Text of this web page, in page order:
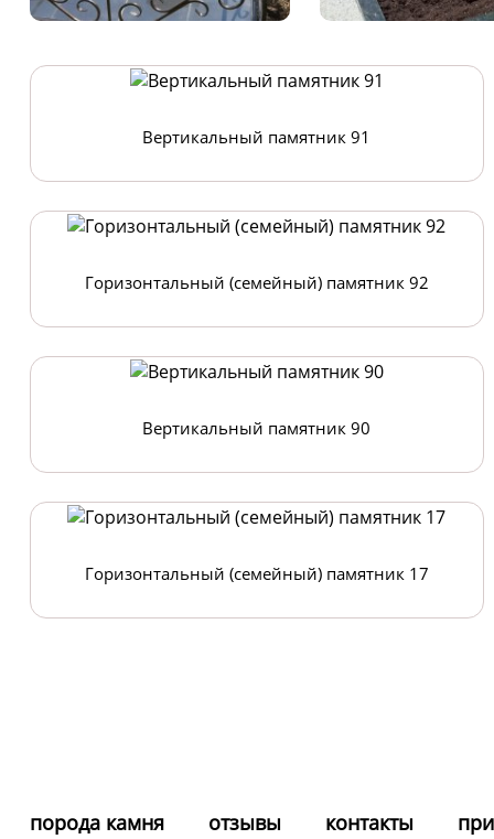
Вертикальный памятник 91
Горизонтальный (семейный) памятник 92
Вертикальный памятник 90
Горизонтальный (семейный) памятник 17
порода камня отзывы контакты